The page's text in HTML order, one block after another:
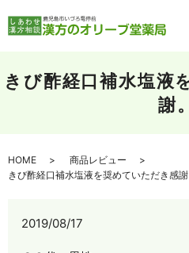
きび酢経口補水塩液
謝。
HOME
商品レビュー
きび酢経口補水塩液を奨めていただき感謝
2019/08/17